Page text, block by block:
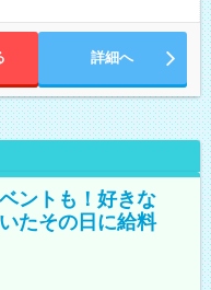
詳細へ
ントも！好きな
たその日に給料